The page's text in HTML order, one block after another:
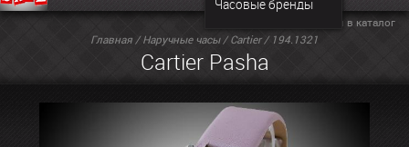
Часовые бренды
Главная /Наручные часы/Cartier/ 194.1321
Cartier Pasha
Вернуться в каталог